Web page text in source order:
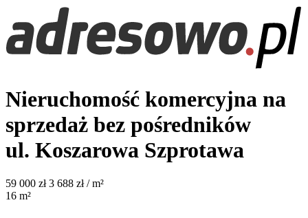
Nieruchomość komercyjna na
sprzedaż bez pośredników
ul. Koszarowa Szprotawa
59 000 zł 3 688 zł / m²
16 m²